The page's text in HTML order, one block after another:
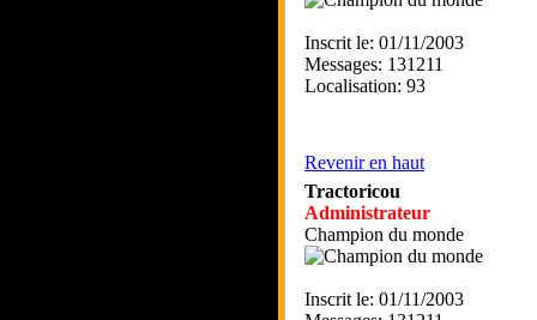
Inscrit le: 01/11/2003
Messages: 131211
Localisation: 93
Revenir en haut
Tractoricou
Administrateur
Champion du monde
Inscrit le: 01/11/2003